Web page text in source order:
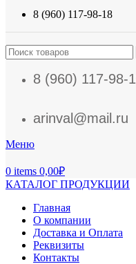
8 (960) 117-98-18
8 (960) 117-98-
arinval@mail.ru
Меню
0 items 0,00₽
КАТАЛОГ ПРОДУКЦИИ
Главная
О компании
Доставка и Оплата
Реквизиты
Контакты